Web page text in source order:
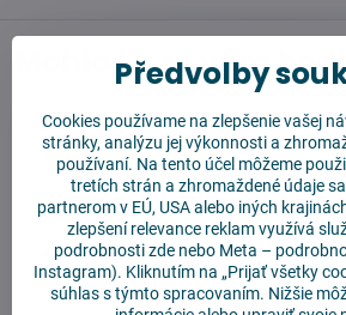
Mohlo by se vám
Předvolby
Cookies používame na zlepšenie vašej
stránky, analýzu jej výkonnosti a
používaní. Na tento účel môžeme
tretích strán a zhromaždené údaje
partnerom v EÚ, USA alebo iných
zlepšení relevance reklam využívá
podrobnosti zde nebo Meta –
Instagram). Kliknutím na „Prijať všetky
súhlas s týmto spracovaním. Nižšie